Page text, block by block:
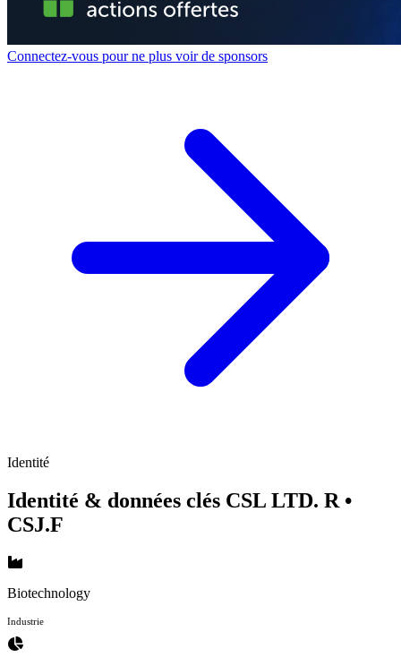
Connectez-vous pour ne plus voir de sponsors
Identité
Identité & données clés CSL LTD. R •
CSJ.F
Biotechnology
Industrie